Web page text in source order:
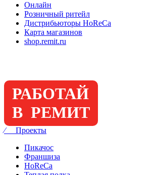
Онлайн
Розничный ритейл
Дистрибьюторы HoReCa
Карта магазинов
shop.remit.ru
РАБОТАЙ
В РЕМИТ
⁄ Проекты
Пикачос
Франшиза
HoReCa